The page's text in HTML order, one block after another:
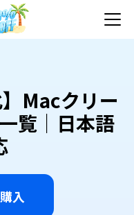
Macクリー
覧｜日本語
入